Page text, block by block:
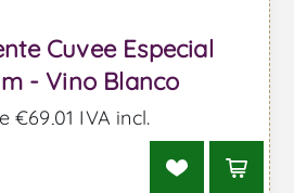
Cuvee Especial
- Vino Blanco
€69,01 IVA incl.